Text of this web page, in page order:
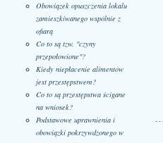
Obowiązek opuszczenia lokalu
zamieszkiwanego wspólnie z
ofiarą
Co to są tzw. "czyny
przepołowione"?
Kiedy niepłacenie alimentów
jest przestępstwem?
Co to są przestępstwa ścigane
na wniosek?
Podstawowe uprawnienia i
obowiązki pokrzywdzonego w